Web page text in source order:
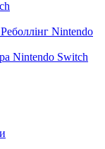
Nintendo
Nintendo Switch